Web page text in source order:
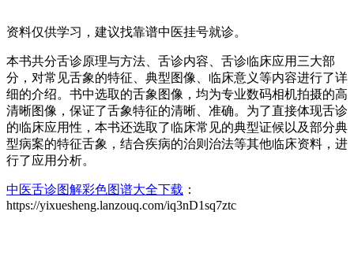
资料仅供学习，建议找靠谱中医挂号就诊。
本书共分舌诊原理与方法、舌诊内容、舌诊临床应用三大部
分，对常见舌象的特征、典型图像、临床意义等内容进行了详
细的介绍。书中选取的舌象图像，均为专业数码相机拍摄的高
清晰图像，保证了舌象特征的清晰、准确。为了直接体现舌诊
的临床应用性，本书还选取了临床常见的典型证候以及部分典
型病案的特征舌象，结合疾病的治则治法等其他临床资料，进
行了应用分析。
中医舌诊图解彩色图谱大全下载 ：
https://yixuesheng.lanzouq.com/iq3nD1sq7ztc